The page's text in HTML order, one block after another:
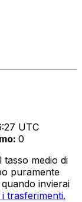
UTC
: 0
medio di
puramente
invierai
trasferimenti.